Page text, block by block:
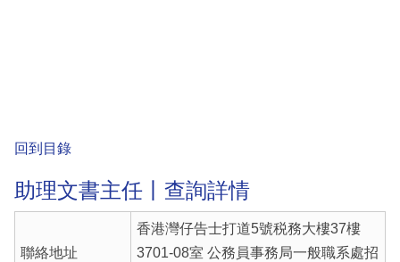
回到目錄
助理文書主任丨查詢詳情
聯絡地址
香港灣仔告士打道5號税務大樓37樓
3701-08室 公務員事務局一般職系處招